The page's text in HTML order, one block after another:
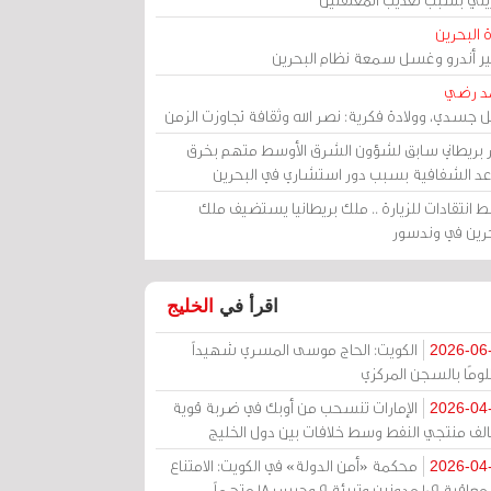
البحرين
أندرو وغسل سمعة نظام البحرين
رضي
جسدي، وولادة فكرية: نصر الله وثقافة تجاوزت الزمن
بريطاني سابق لشؤون الشرق الأوسط متهم بخرق
الشفافية بسبب دور استشاري في البحرين
انتقادات للزيارة .. ملك بريطانيا يستضيف ملك
في وندسور
اقرأ في الخليج
2026-
الكويت: الحاج موسى المسري شهيداً
بالسجن المركزي
2026-
الإمارات تنسحب من أوبك في ضربة قوية
منتجي النفط وسط خلافات بين دول الخليج
2026-
محكمة «أمن الدولة» في الكويت: الامتناع